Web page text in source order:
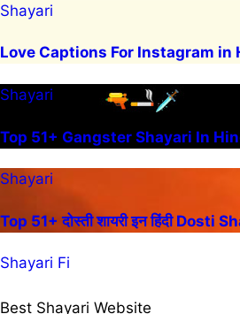
Shayari
Love Captions For Instagram in
Shayari
Top 51+ Gangster Shayari In Hindi
Shayari
Top 51+ दोस्ती शायरी इन हिंदी Dosti
Shayari Fi
Best Shayari Website